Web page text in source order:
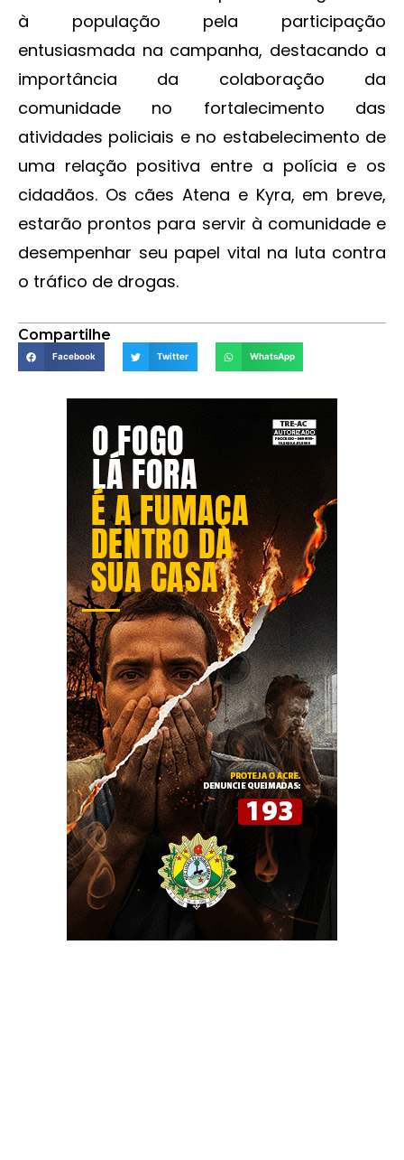
à população pela participação
entusiasmada na campanha, destacando a
importância da colaboração da
comunidade no fortalecimento das
atividades policiais e no estabelecimento de
uma relação positiva entre a polícia e os
cidadãos. Os cães Atena e Kyra, em breve,
estarão prontos para servir à comunidade e
desempenhar seu papel vital na luta contra
o tráfico de drogas.
Compartilhe
Facebook Twitter WhatsApp